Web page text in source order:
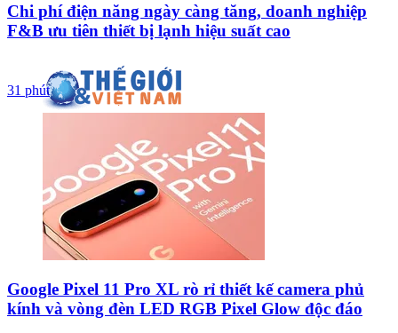
Chi phí điện năng ngày càng tăng, doanh nghiệp
F&B ưu tiên thiết bị lạnh hiệu suất cao
31 phút
Google Pixel 11 Pro XL rò rỉ thiết kế camera phủ
kính và vòng đèn LED RGB Pixel Glow độc đáo